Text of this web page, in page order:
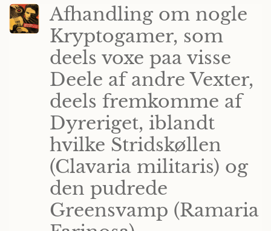
Afhandling om nogle
Kryptogamer, som
deels voxe paa visse
Deele af andre Vexter,
deels fremkomme af
Dyreriget, iblandt
hvilke Stridskøllen
(Clavaria militaris) og
den pudrede
Greensvamp (Ramaria